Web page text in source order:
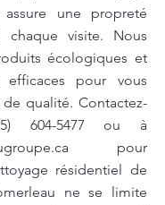
assure une propreté
chaque visite. Nous
écologiques et
pour vous
qualité. Contactez-
604-5477 ou à
pour
résidentiel de
ne se limite